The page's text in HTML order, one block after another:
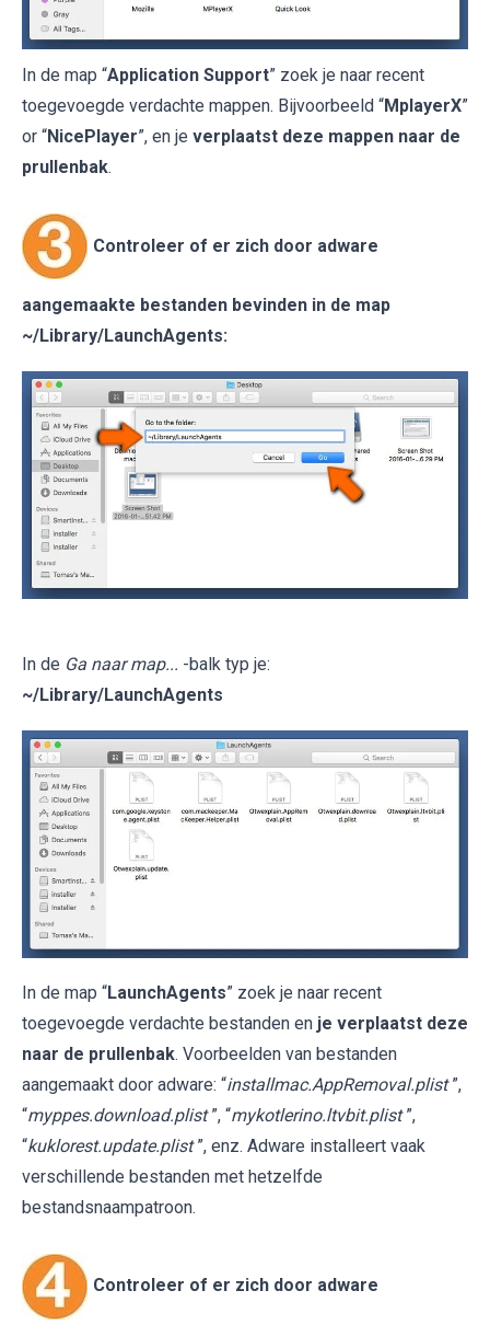
In de map “Application Support” zoek je naar recent
toegevoegde verdachte mappen. Bijvoorbeeld “MplayerX”
or “NicePlayer”, en je verplaatst deze mappen naar de
prullenbak.
Controleer of er zich door adware
aangemaakte bestanden bevinden in de map
~/Library/LaunchAgents:
In de Ga naar map... -balk typ je:
~/Library/LaunchAgents
In de map “LaunchAgents” zoek je naar recent
toegevoegde verdachte bestanden en je verplaatst deze
naar de prullenbak. Voorbeelden van bestanden
aangemaakt door adware: “installmac.AppRemoval.plist ”,
“myppes.download.plist ”, “mykotlerino.ltvbit.plist ”,
“kuklorest.update.plist ”, enz. Adware installeert vaak
verschillende bestanden met hetzelfde
bestandsnaampatroon.
Controleer of er zich door adware